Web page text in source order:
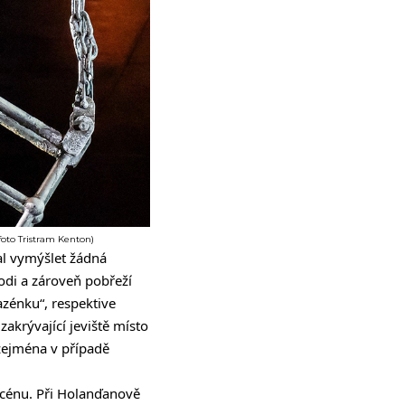
Tristram Kenton)
vymýšlet žádná
a zároveň pobřeží
respektive
jeviště místo
v případě
Při Holanďanově